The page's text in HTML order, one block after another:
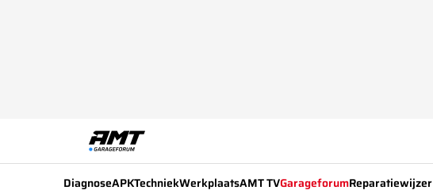
DiagnoseAPKTechniekWerkplaatsAMT TVGarageforumReparatiewijzer